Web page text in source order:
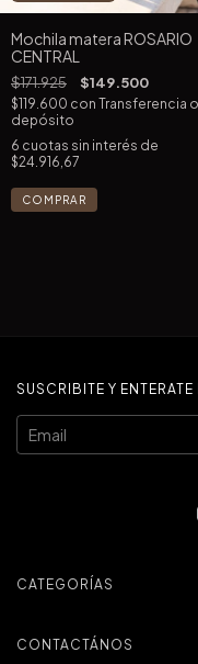
Mochila matera ROSARIO
CENTRAL
$171.925 $149.500
$119.600 con Transferencia o
depósito
6 cuotas sin interés de
$24.916,67
SUSCRIBITE Y
CATEGORÍAS
CONTACTÁNOS